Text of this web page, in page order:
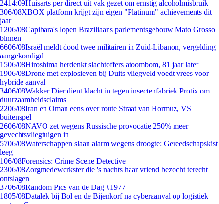
2414:09Huisarts per direct uit vak gezet om ernstig alcoholmisbruik
306/08XBOX platform krijgt zijn eigen "Platinum" achievements dit
jaar
1206/08Capibara's lopen Braziliaans parlementsgebouw Mato Grosso
binnen
6606/08Israël meldt dood twee militairen in Zuid-Libanon, vergelding
aangekondigd
1506/08Hiroshima herdenkt slachtoffers atoombom, 81 jaar later
1906/08Drone met explosieven bij Duits vliegveld voedt vrees voor
hybride aanval
3406/08Wakker Dier dient klacht in tegen insectenfabriek Protix om
duurzaamheidsclaims
2206/08Iran en Oman eens over route Straat van Hormuz, VS
buitenspel
2606/08NAVO zet wegens Russische provocatie 250% meer
gevechtsvliegtuigen in
5706/08Waterschappen slaan alarm wegens droogte: Gereedschapskist
leeg
106/08Forensics: Crime Scene Detective
2306/08Zorgmedewerkster die 's nachts haar vriend bezocht terecht
ontslagen
3706/08Random Pics van de Dag #1977
1805/08Datalek bij Bol en de Bijenkorf na cyberaanval op logistiek